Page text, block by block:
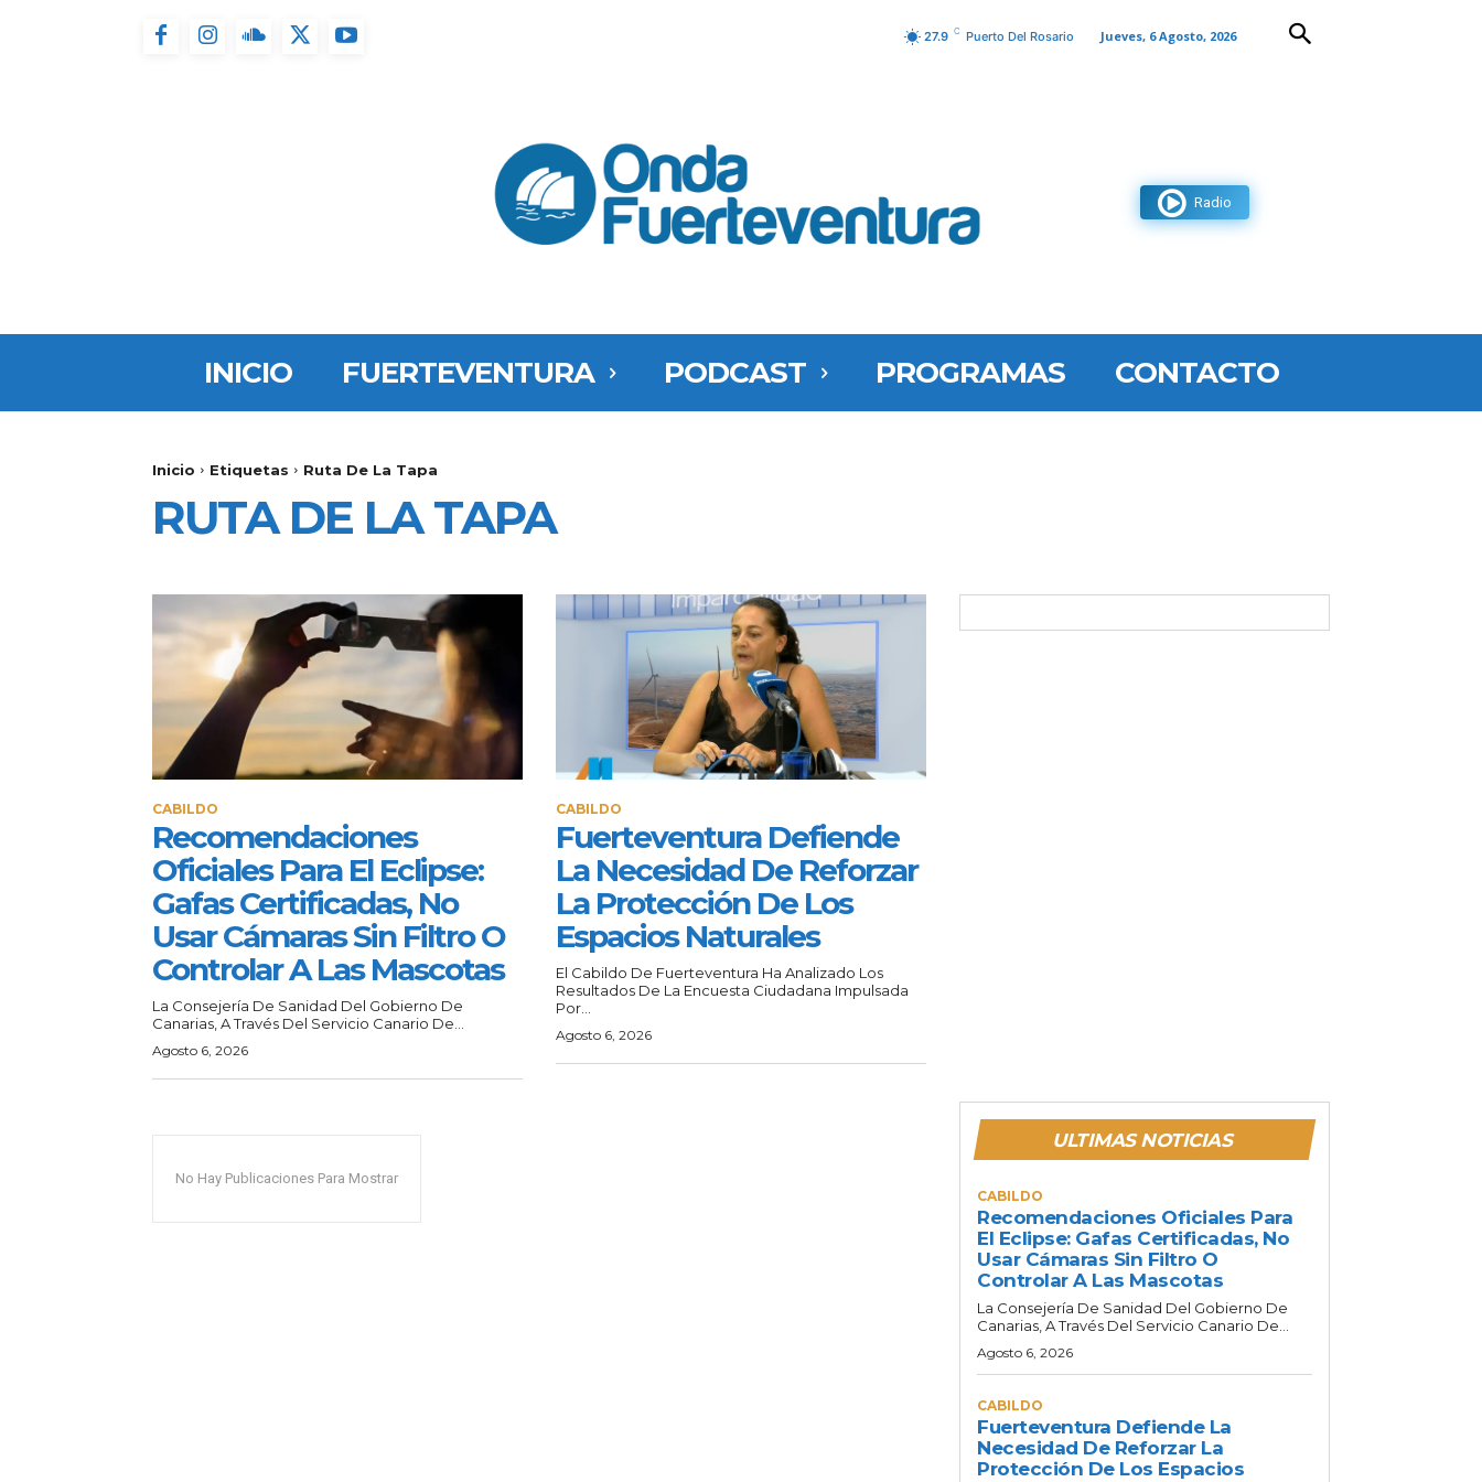
27.9 C Puerto Del Rosario Jueves, 6 Agosto, 2026
Radio
INICIO FUERTEVENTURA PODCAST PROGRAMAS CONTACTO
Inicio Etiquetas Ruta De La Tapa
RUTA DE LA TAPA
CABILDO
Recomendaciones
Oficiales Para El Eclipse:
Gafas Certificadas, No
Usar Cámaras Sin Filtro O
Controlar A Las Mascotas
La Consejería De Sanidad Del Gobierno De
Canarias, A Través Del Servicio Canario De...
Agosto 6, 2026
CABILDO
Fuerteventura Defiende
La Necesidad De Reforzar
La Protección De Los
Espacios Naturales
El Cabildo De Fuerteventura Ha Analizado Los
Resultados De La Encuesta Ciudadana Impulsada
Por...
Agosto 6, 2026
No Hay Publicaciones Para Mostrar
ULTIMAS NOTICIAS
CABILDO
Recomendaciones Oficiales Para
El Eclipse: Gafas Certificadas, No
Usar Cámaras Sin Filtro O
Controlar A Las Mascotas
La Consejería De Sanidad Del Gobierno De
Canarias, A Través Del Servicio Canario De...
Agosto 6, 2026
CABILDO
Fuerteventura Defiende La
Necesidad De Reforzar La
Protección De Los Espacios